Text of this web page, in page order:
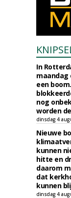
In
een
nog
worden
dinsdag 4
Nieuwe
kunnen
hitte en
daarom
dat
kunnen
dinsdag 4